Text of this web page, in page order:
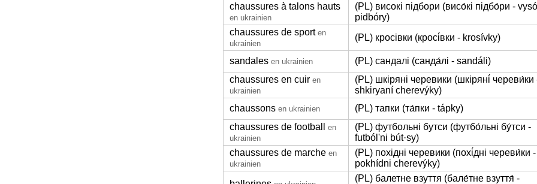
chaussures à talons hauts
en ukrainien
(PL) високі підбори (висо́кі підбо́ри -
pidbóry)
chaussures de sport en
ukrainien
(PL) кросівки (кросі́вки - krosívky)
sandales en ukrainien
(PL) сандалі (санда́лі - sandáli)
chaussures en cuir en
ukrainien
(PL) шкіряні черевики (шкіряні́ череви́ки
shkiryaní cherevýky)
chaussons en ukrainien
(PL) тапки (та́пки - tápky)
chaussures de football
en
ukrainien
(PL) футбольні бутси (футбо́льні бу́тси -
futbólʹni bút·sy)
chaussures de marche en
ukrainien
(PL) похідні черевики (похі́дні череви́ки -
pokhídni cherevýky)
(PL) балетне взуття (бале́тне взуття́ -